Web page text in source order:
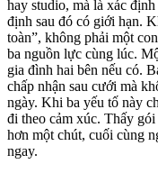
hay studio, mà là xác
định sau đó có giới hạn.
toàn”, không phải một
ba nguồn lực cùng lúc.
gia đình hai bên nếu có.
chấp nhận sau cưới mà
ngày. Khi ba yếu tố này
đi theo cảm xúc. Thấy
hơn một chút, cuối cùng
ngay.